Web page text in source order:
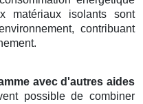
matériaux isolants sont
contribuant
avec d'autres aides
possible de combiner